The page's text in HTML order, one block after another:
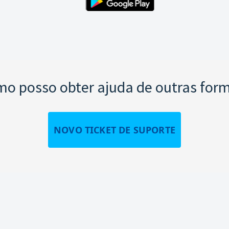
posso obter ajuda de outras
NOVO TICKET DE SUPORTE